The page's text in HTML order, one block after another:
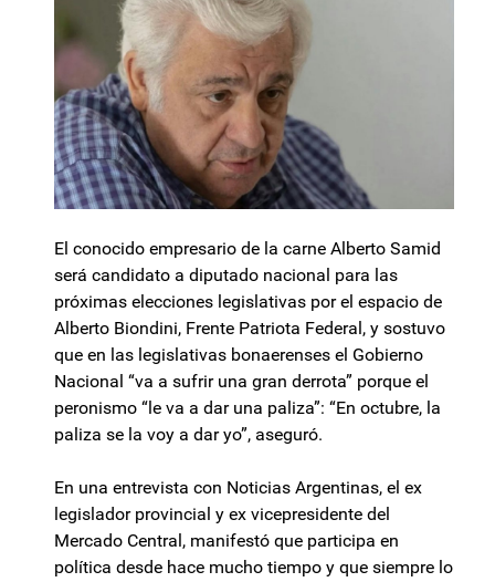
El conocido empresario de la carne Alberto Samid
será candidato a diputado nacional para las
próximas elecciones legislativas por el espacio de
Alberto Biondini, Frente Patriota Federal, y sostuvo
que en las legislativas bonaerenses el Gobierno
Nacional “va a sufrir una gran derrota” porque el
peronismo “le va a dar una paliza”: “En octubre, la
paliza se la voy a dar yo”, aseguró.
En una entrevista con Noticias Argentinas, el ex
legislador provincial y ex vicepresidente del
Mercado Central, manifestó que participa en
política desde hace mucho tiempo y que siempre lo